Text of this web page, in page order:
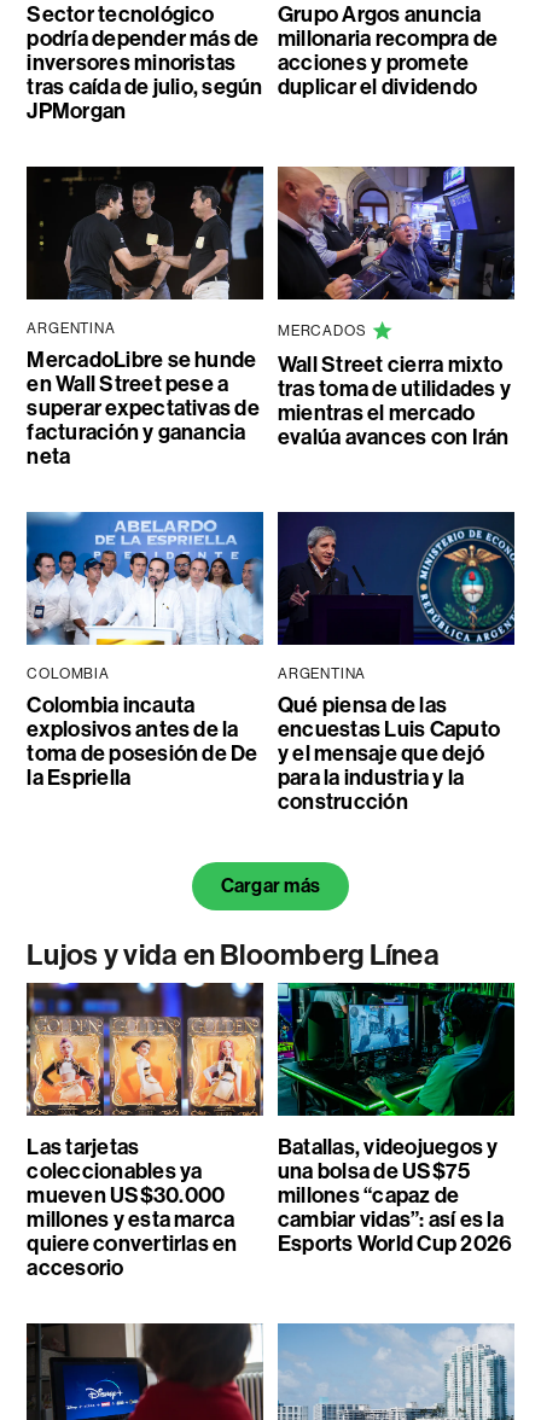
Sector tecnológico
podría depender más de
inversores minoristas
tras caída de julio, según
JPMorgan
Grupo Argos anuncia
millonaria recompra de
acciones y promete
duplicar el dividendo
ARGENTINA
MercadoLibre se hunde
en Wall Street pese a
superar expectativas de
facturación y ganancia
neta
MERCADOS
Wall Street cierra mixto
tras toma de utilidades y
mientras el mercado
evalúa avances con Irán
COLOMBIA
Colombia incauta
explosivos antes de la
toma de posesión de De
la Espriella
ARGENTINA
Qué piensa de las
encuestas Luis Caputo
y el mensaje que dejó
para la industria y la
construcción
Cargar más
Lujos y vida en Bloomberg Línea
Las tarjetas
coleccionables ya
mueven US$30.000
millones y esta marca
quiere convertirlas en
accesorio
Batallas, videojuegos y
una bolsa de US$75
millones “capaz de
cambiar vidas”: así es la
Esports World Cup 2026